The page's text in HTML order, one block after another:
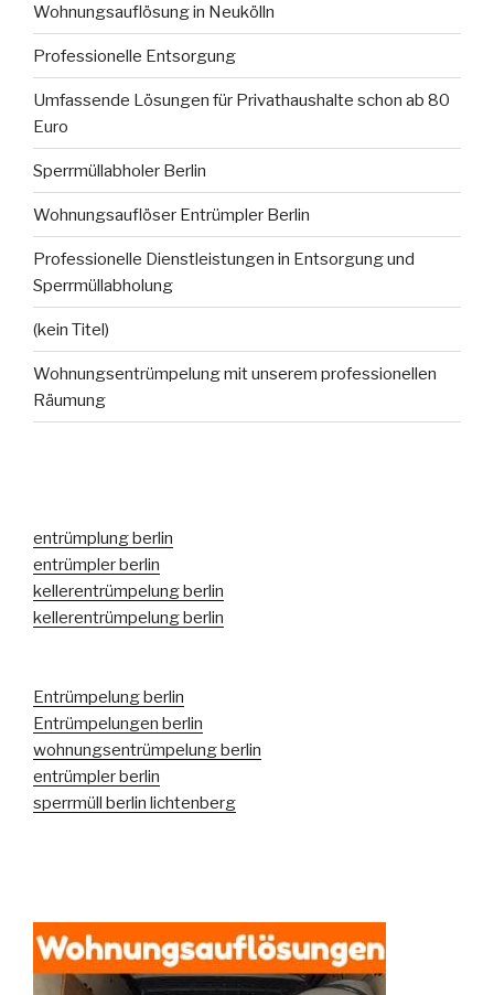
Wohnungsauflösung in Neukölln
Professionelle Entsorgung
Umfassende Lösungen für Privathaushalte schon ab 80
Euro
Sperrmüllabholer Berlin
Wohnungsauflöser Entrümpler Berlin
Professionelle Dienstleistungen in Entsorgung und
Sperrmüllabholung
(kein Titel)
Wohnungsentrümpelung mit unserem professionellen
Räumung
entrümplung berlin
entrümpler berlin
kellerentrümpelung berlin
kellerentrümpelung berlin
Entrümpelung berlin
Entrümpelungen berlin
wohnungsentrümpelung berlin
entrümpler berlin
sperrmüll berlin lichtenberg